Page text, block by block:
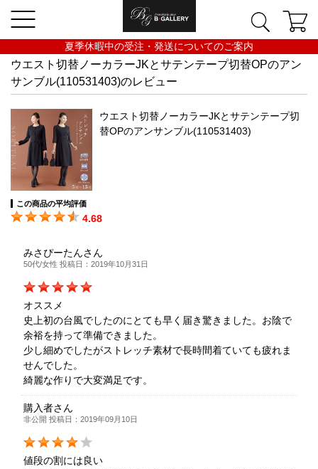
夏季休暇中の受注・発送についてのご案内
ウエスト切替ノーカラーJKとサテンテープ切替OPのアン
サンブル(110531403)のレビュー
ウエスト切替ノーカラーJKとサテンテープ切
替OPのアンサンブル(110531403)
この商品の平均評価
4.68
みさぴーたんさん
50代/女性 投稿日：2019年10月31日
オススメ
史上初の台風でしたのにとても早く届き驚きました。お陰で
余裕を持って準備できました。
少し細めでしたがストレッチ素材で長時間着ていても疲れま
せんでした。
綺麗な作りで大変満足です。
購入者さん
非公開 投稿日：2019年09月10日
値段の割には良い